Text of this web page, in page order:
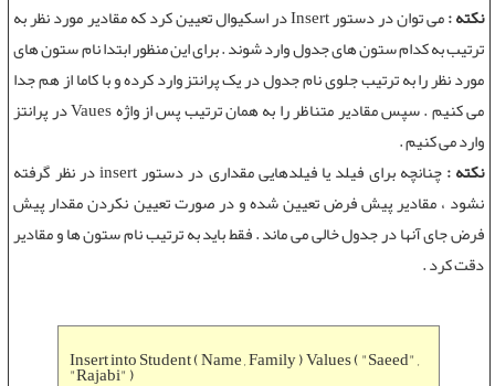
نکته :می توان دردستور Insert
در اسکیوال تعيين کرد که مقادير مورد نظر به
ترتيب به کدام ستون های جدول وارد شوند . برای اين منظور ابتدا نام ستون های
مورد نظر را به ترتيب جلوی نام جدول در يک پرانتز وارد کرده و با کاما از هم جدا
می کنيم . سپس مقادير متناظر را به همان ترتيب پس از واژه Vaues در پرانتز
وارد می کنيم .
نکته :چنانچه برای فيلد يا فيلدهايی مقداری دردستور insert
در نظر گرفته
نشود ، مقادیر پیش فرض تعیین شده و در صورت تعیین نکردن مقدار پیش
فرض جای آنها در جدول خالی می ماند . فقط بايد به ترتيب نام ستون ها و مقادير
دقت کرد .
Insert into Student ( Name , Family ) Values ( "Saeed" ,
"Rajabi" )